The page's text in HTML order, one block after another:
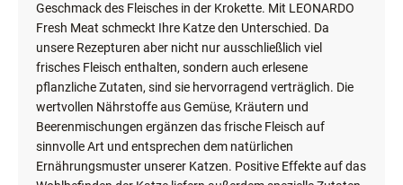
Geschmack des Fleisches in der Krokette. Mit LEONARDO
Fresh Meat schmeckt Ihre Katze den Unterschied. Da
unsere Rezepturen aber nicht nur ausschließlich viel
frisches Fleisch enthalten, sondern auch erlesene
pflanzliche Zutaten, sind sie hervorragend verträglich. Die
wertvollen Nährstoffe aus Gemüse, Kräutern und
Beerenmischungen ergänzen das frische Fleisch auf
sinnvolle Art und entsprechen dem natürlichen
Ernährungsmuster unserer Katzen. Positive Effekte auf das